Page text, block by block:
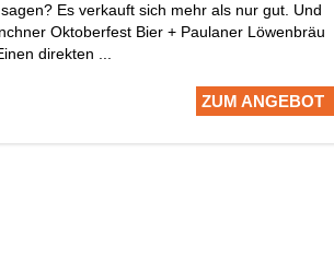
Es verkauft sich mehr als nur gut. Und
Oktoberfest Bier + Paulaner Löwenbräu
direkten ...
ZUM ANGEBOT